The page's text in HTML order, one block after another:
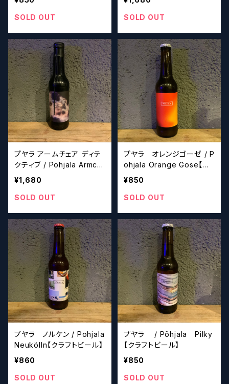
SOLD OUT
ール】
SOLD OUT
プヤラ アームチェア ディテ
クティブ / Pohjala Armch
air Detective【クラフトビ
ール】
¥1,680
SOLD OUT
プヤラ オレンジゴーゼ / P
ohjala Orange Gose【ク
ラフトビール】
¥850
SOLD OUT
プヤラ ノルケン / Pohjala
Neukölln【クラフトビール】
¥860
SOLD OUT
プヤラ / Põhjala Pilky
【クラフトビール】
¥850
SOLD OUT